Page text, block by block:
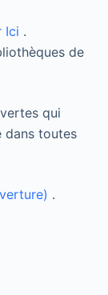
Ici .
de
qui
dans toutes
.